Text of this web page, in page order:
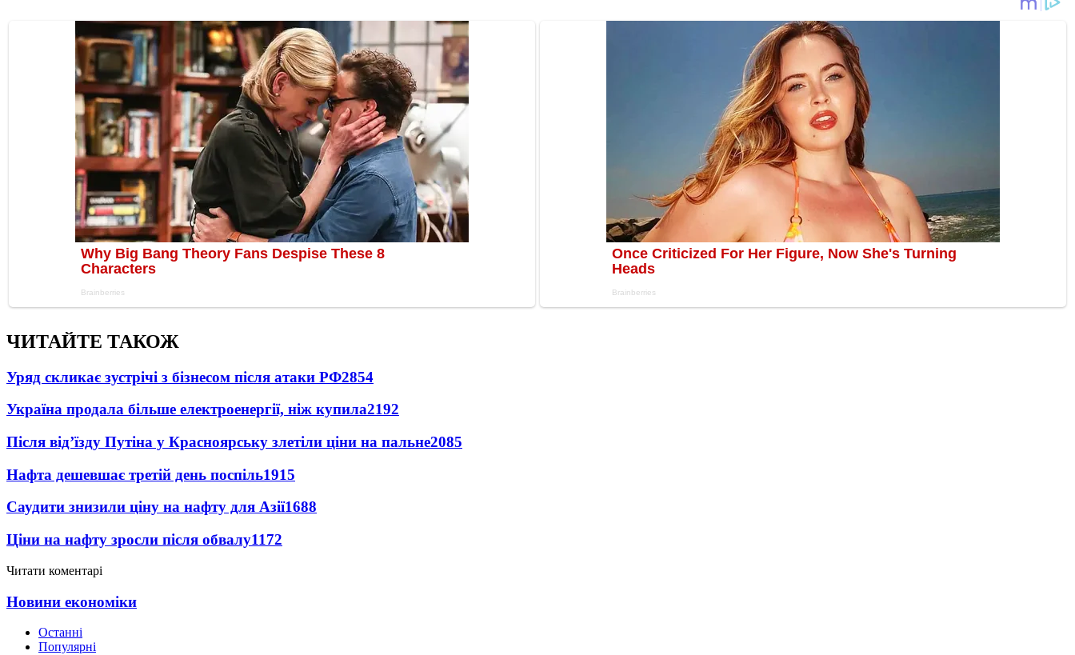
ЧИТАЙТЕ ТАКОЖ
Уряд скликає зустрічі з бізнесом після атаки РФ2854
Україна продала більше електроенергії, ніж купила2192
Після від’їзду Путіна у Красноярську злетіли ціни на пальне2085
Нафта дешевшає третій день поспіль1915
Саудити знизили ціну на нафту для Азії1688
Ціни на нафту зросли після обвалу1172
Читати коментарі
Новини економіки
Останні
Популярні